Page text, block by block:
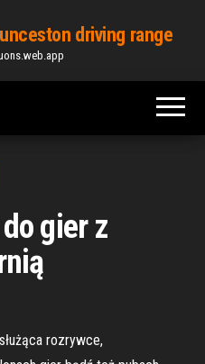
driving range
gier z
rozrywce,